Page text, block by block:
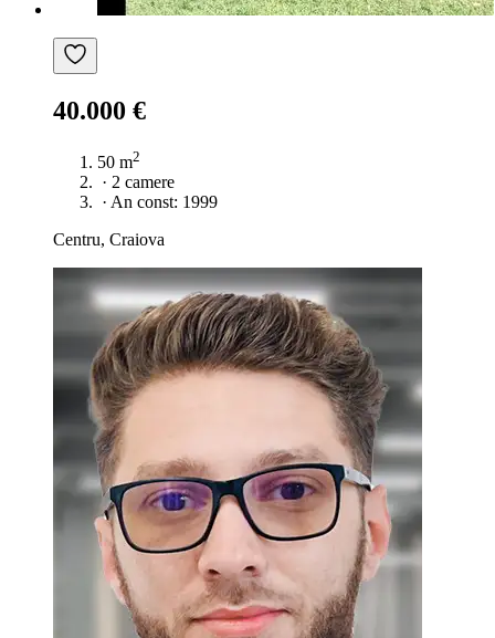
40.000 €
50 m2
· 2 camere
· An const: 1999
Centru, Craiova